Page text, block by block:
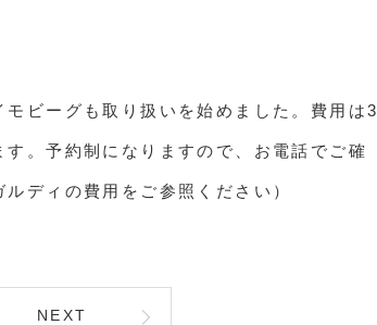
ビーグも取り扱いを始めました。費用は3
。予約制になりますので、お電話でご確
ディの費用をご参照ください）
NEXT